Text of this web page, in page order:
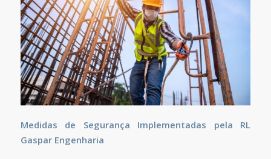
Medidas de Segurança Implementadas pela RL
Gaspar Engenharia